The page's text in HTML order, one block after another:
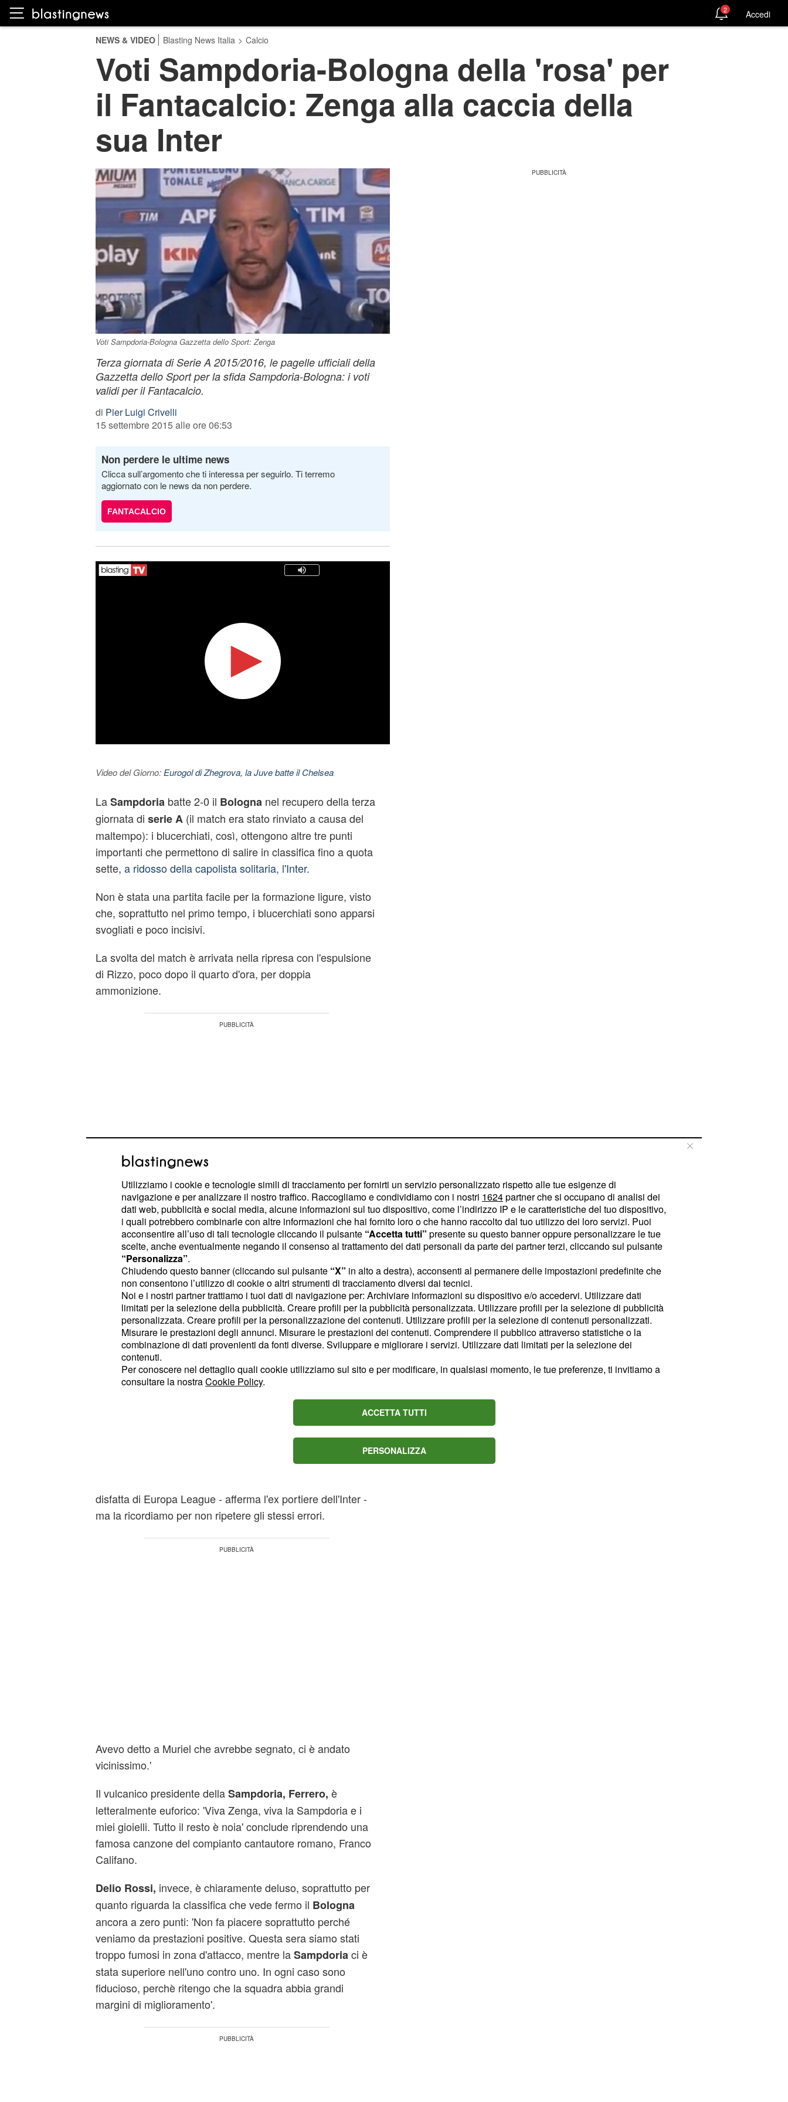
2 Accedi
NEWS & VIDEO Blasting News Italia > Calcio
Voti Sampdoria-Bologna della 'rosa' per
il Fantacalcio: Zenga alla caccia della
sua Inter
Voti Sampdoria-Bologna Gazzetta dello Sport: Zenga
Terza giornata di Serie A 2015/2016, le pagelle ufficiali della
Gazzetta dello Sport per la sfida Sampdoria-Bologna: i voti
validi per il Fantacalcio.
di Pier Luigi Crivelli
15 settembre 2015 alle ore 06:53
Non perdere le ultime news
Clicca sull’argomento che ti interessa per seguirlo. Ti terremo
aggiornato con le news da non perdere.
FANTACALCIO
Video del Giorno: Eurogol di Zhegrova, la Juve batte il Chelsea
LaSampdoria batte 2-0 il Bologna nel recupero della terza
giornata di serie A(il match era stato rinviato a causa del
maltempo): i blucerchiati, così, ottengono altre tre punti
importanti che permettono di salire in classifica fino a quota
sette, a ridosso della capolista solitaria, l'Inter.
Non è stata una partita facile per la formazione ligure, visto
che, soprattutto nel primo tempo, i blucerchiati sono apparsi
svogliati e poco incisivi.
La svolta del match è arrivata nella ripresa con l'espulsione
di Rizzo, poco dopo il quarto d'ora, per doppia
ammonizione.
I padroni di casa hanno aumentato la loro pressione e sono
riusciti, prima conEdere poi conSoriano(splendido il gol
del centrocampista della Nazionale) a portare a casa la
Domenica prossima, laSampdoriaè attesa dal match fuori
contro ilTorino (reduce dal 2-2 contro il Verona),
mentre il Bologna cercherà di riscattarsi in casa contro l'altra
neo promossa, il Frosinone.
Zenga 'complimenti ai ragazzi',
Rossi 'Non fa piacere lo zero in
soddisfatto della prestazione della squadra: 'Faccio i
disfatta di Europa League - afferma l'ex portiere dell'Inter -
ma la ricordiamo per non ripetere gli stessi errori.
Avevo detto a Muriel che avrebbe segnato, ci è andato
vicinissimo.'
Il vulcanico presidente dellaSampdoria, Ferrero, è
letteralmente euforico: 'Viva Zenga, viva la Sampdoria e i
miei gioielli. Tutto il resto è noia' conclude riprendendo una
famosa canzone del compianto cantautore romano, Franco
Califano.
Delio Rossi, invece, è chiaramente deluso, soprattutto per
quanto riguarda la classifica che vede fermo il Bologna
ancora a zero punti: 'Non fa piacere soprattutto perché
veniamo da prestazioni positive. Questa sera siamo stati
troppo fumosi in zona d'attacco, mentre laSampdoria ci è
stata superiore nell'uno contro uno. In ogni caso sono
fiducioso, perchè ritengo che la squadra abbia grandi
margini di miglioramento'.
Utilizziamo i cookie e tecnologie simili di tracciamento per fornirti un servizio personalizzato rispetto alle tue esigenze di
navigazione e per analizzare il nostro traffico. Raccogliamo e condividiamo con i nostri 1624partner che si occupano di analisi dei
dati web, pubblicità e social media, alcune informazioni sul tuo dispositivo, come l’indirizzo IP e le caratteristiche del tuo dispositivo,
i quali potrebbero combinarle con altre informazioni che hai fornito loro o che hanno raccolto dal tuo utilizzo dei loro servizi. Puoi
acconsentire all’uso di tali tecnologie cliccando il pulsante “Accetta tutti” presente su questo banner oppure personalizzare le tue
scelte, anche eventualmente negando il consenso al trattamento dei dati personali da parte dei partner terzi, cliccando sul pulsante
“Personalizza”.
Chiudendo questo banner (cliccando sul pulsante “X” in alto a destra), acconsenti al permanere delle impostazioni predefinite che
non consentono l’utilizzo di cookie o altri strumenti di tracciamento diversi dai tecnici.
Noi e i nostri partner trattiamo i tuoi dati di navigazione per: Archiviare informazioni su dispositivo e/o accedervi. Utilizzare dati
limitati per la selezione della pubblicità. Creare profili per la pubblicità personalizzata. Utilizzare profili per la selezione di pubblicità
personalizzata. Creare profili per la personalizzazione dei contenuti. Utilizzare profili per la selezione di contenuti personalizzati.
Misurare le prestazioni degli annunci. Misurare le prestazioni dei contenuti. Comprendere il pubblico attraverso statistiche o la
combinazione di dati provenienti da fonti diverse. Sviluppare e migliorare i servizi. Utilizzare dati limitati per la selezione dei
contenuti.
Per conoscere nel dettaglio quali cookie utilizziamo sul sito e per modificare, in qualsiasi momento, le tue preferenze, ti invitiamo a
consultare la nostraCookie Policy.
ACCETTA TUTTI
PERSONALIZZA